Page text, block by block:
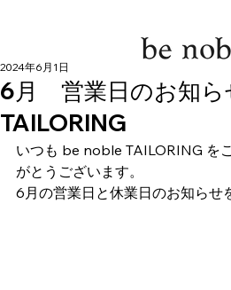
6月 営業日のお知
TAILORING
2024年6月1日
いつも be noble TAILORING を
がとうございます。
6月の営業日と休業日のお知らせ